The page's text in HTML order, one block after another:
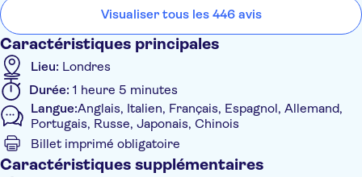
Standard! Kinder sind hier inklusive!
Visualiser tous les 446 avis
Caractéristiques principales
Lieu: Londres
Durée: 1 heure 5 minutes
Langue:Anglais, Italien, Français, Espagnol, Allemand,
Portugais, Russe, Japonais, Chinois
Billet imprimé obligatoire
Caractéristiques supplémentaires